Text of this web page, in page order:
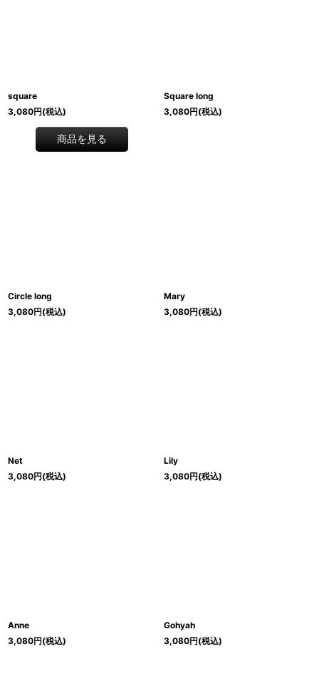
square
3,080円(税込)
商品を見る
Square long
3,080円(税込)
Circle long
3,080円(税込)
Mary
3,080円(税込)
Net
3,080円(税込)
Lily
3,080円(税込)
Anne
3,080円(税込)
Gohyah
3,080円(税込)